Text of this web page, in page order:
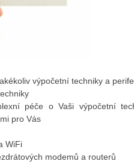
výpočetní techniky a
péče o Vaši výpočetní
pro Vás
WiFi
modemů a routerů